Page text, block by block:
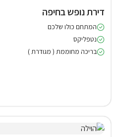
דירת נופש בחיפה
המתחם כולו שלכם
נטפליקס
בריכה מחוממת ( מגודרת )